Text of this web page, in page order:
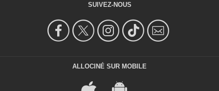
SUIVEZ-NOUS
ALLOCINÉ SUR MOBILE